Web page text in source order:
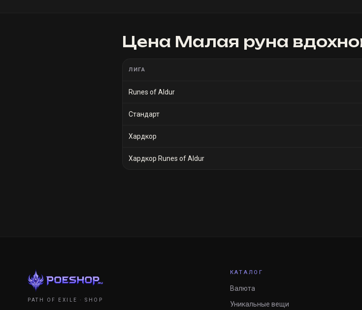
Цена Малая руна
ЛИГА
Runes of Aldur
Стандарт
Хардкор
Хардкор Runes of Aldur
PATH OF EXILE · SHOP
КАТАЛОГ
Валюта
Уникальные вещи